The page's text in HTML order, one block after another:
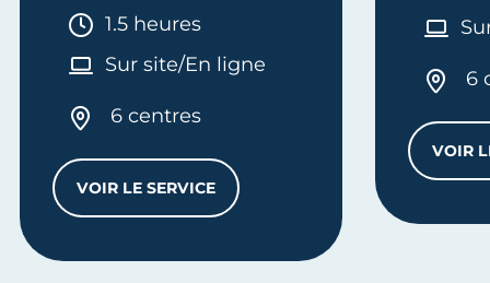
Durée :
1.5 heures
Sur site/En ligne
6 centres
VOIR LE SERVICEDIAGNOSTIC APPROCHE GLOBALE 360°
6
VOIR